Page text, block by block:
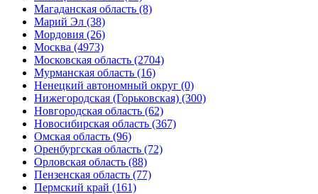
Магаданская область (8)
Марий Эл (38)
Мордовия (26)
Москва (4973)
Московская область (2704)
Мурманская область (16)
Ненецкий автономный округ (0)
Нижегородская (Горьковская) (300)
Новгородская область (62)
Новосибирская область (367)
Омская область (96)
Оренбургская область (72)
Орловская область (88)
Пензенская область (77)
Пермский край (161)